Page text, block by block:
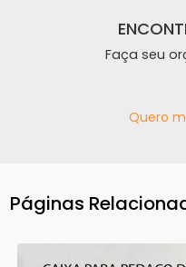
Faça seu
Quero
Páginas